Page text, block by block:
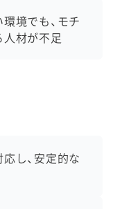
境でも、モチ
材が不足
し、安定的な